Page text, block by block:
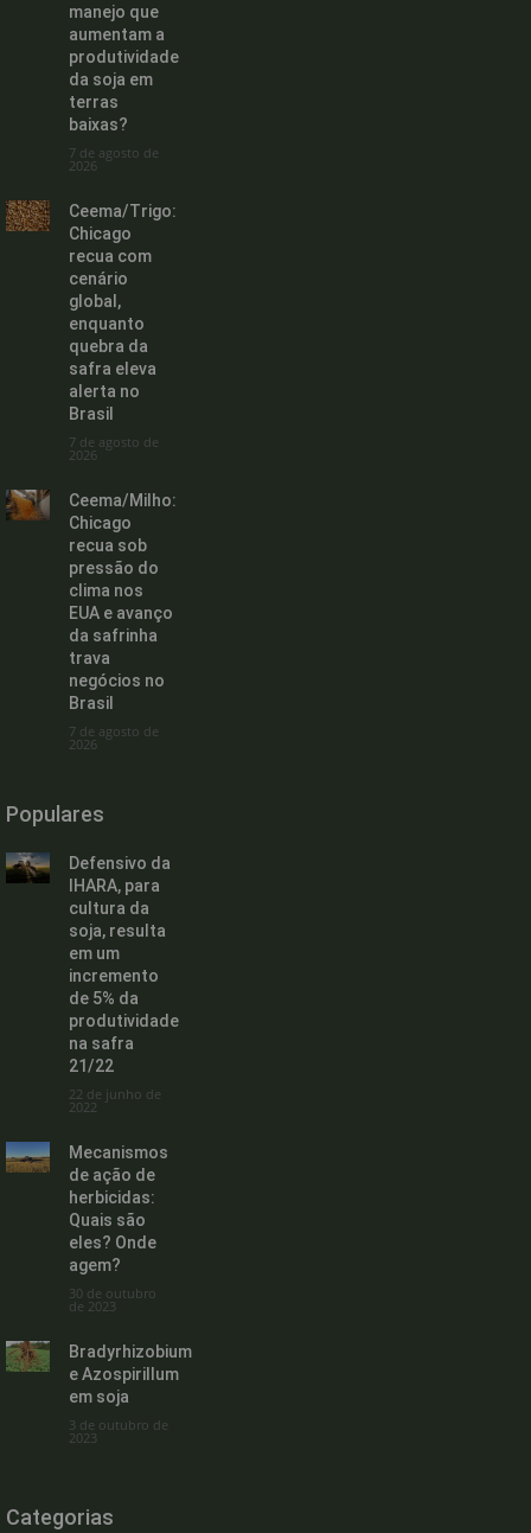
manejo que
aumentam a
produtividade
da soja em
terras
baixas?
7 de agosto de
2026
Ceema/Trigo:
Chicago
recua com
cenário
global,
enquanto
quebra da
safra eleva
alerta no
Brasil
7 de agosto de
2026
Ceema/Milho:
Chicago
recua sob
pressão do
clima nos
EUA e avanço
da safrinha
trava
negócios no
Brasil
7 de agosto de
2026
Populares
Defensivo da
IHARA, para
cultura da
soja, resulta
em um
incremento
de 5% da
produtividade
na safra
21/22
22 de junho de
2022
Mecanismos
de ação de
herbicidas:
Quais são
eles? Onde
agem?
30 de outubro
de 2023
Bradyrhizobium
e Azospirillum
em soja
3 de outubro de
2023
Categorias